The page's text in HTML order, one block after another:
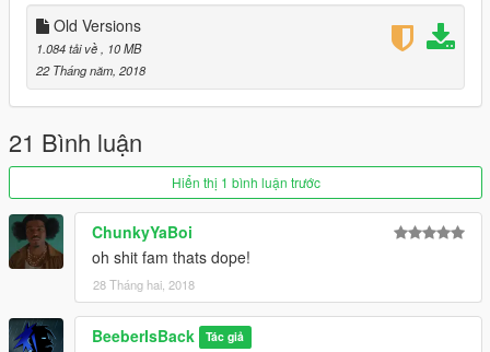
Old Versions
1.084 tải về
, 10 MB
22 Tháng năm, 2018
21 Bình luận
Hiển thị 1 bình luận trước
ChunkyYaBoi
oh shit fam thats dope!
28 Tháng hai, 2018
BeeberIsBack Tác giả